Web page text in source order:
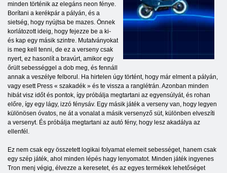
minden történik az elegáns neon fénye.
Borítani a kerékpár a pályán, és a
sietség, hogy nyújtsa be mazes. Önnek
korlátozott ideig, hogy fejezze be a ki-
és kap egy másik szintre. Mutatványokat
is meg kell tenni, de ez a verseny csak
nyert, ez hasonlít a bravúrt, amikor egy
őrült sebességgel a dob meg, és fennáll
annak a veszélye felborul. Ha hirtelen úgy történt, hogy már elment a pályán,
vagy esett Press « szakadék » és te vissza a ranglétrán. Azonban minden
hibát visz időt és pontok, így próbálja megtartani az egyensúlyát, és rohan
előre, így egy lágy, izzó fénysáv. Egy másik játék a verseny van, hogy legyen
különösen óvatos, ne át a vonalat a másik versenyző süt, különben elveszíti
a versenyt. És próbálja megtartani az autó fény, hogy lesz akadálya az
ellenfél.
Ez nem csak egy összetett logikai folyamat elemeit sebességet, hanem csak
egy szép játék, ahol minden lépés hagy lenyomatot. Minden játék ingyenes
Tron menj végig, élvezze a keresetet, és az egyes termékek lehetőséget